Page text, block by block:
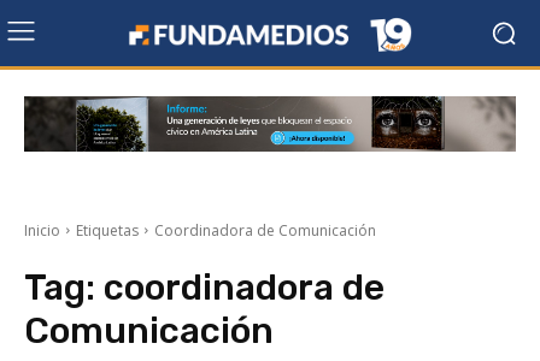
Inicio Etiquetas Coordinadora de Comunicación
Tag: coordinadora de
Comunicación